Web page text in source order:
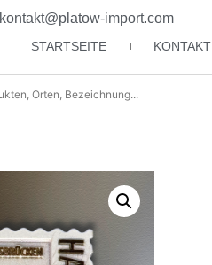
kontakt@platow-import.com
STARTSEITE KONTAKT